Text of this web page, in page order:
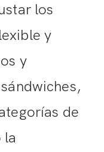
los
y
y
de
la